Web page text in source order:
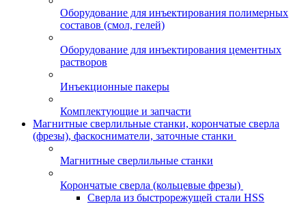
Оборудование для инъектирования полимерных
составов (смол, гелей)
Оборудование для инъектирования цементных
растворов
Инъекционные пакеры
Комплектующие и запчасти
Магнитные сверлильные станки, корончатые сверла
(фрезы), фаскосниматели, заточные станки
Магнитные сверлильные станки
Корончатые сверла (кольцевые фрезы)
Сверла из быстрорежущей стали HSS